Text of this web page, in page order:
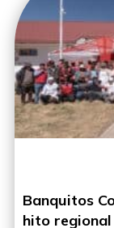
Banquitos
hito